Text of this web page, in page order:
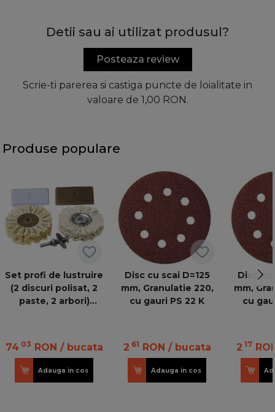
Detii sau ai utilizat produsul?
Posteaza review
Scrie-ti parerea si castiga puncte de loialitate in
valoare de 1,00 RON.
Produse populare
Set profi de lustruire
(2 discuri polisat, 2
paste, 2 arbori)
74 03 RON / bucata
Adauga in cos
Disc cu scai D=125
mm, Granulatie 220,
cu gauri PS 22 K
2 61 RON / bucata
Adauga in cos
Disc cu
mm,
cu
2 17